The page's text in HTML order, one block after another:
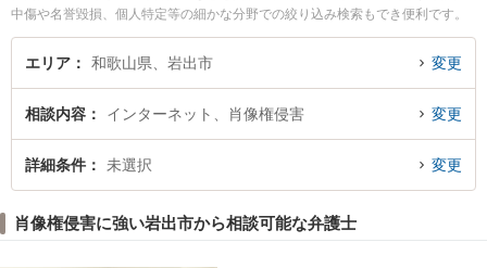
中傷や名誉毀損、個人特定等の細かな分野での絞り込み検索もでき便利です。
特に那賀総合法律事務所の松山 魁杜弁護士や岩出総合法律事務所の阪本 倖多弁
護士のプロフィール情報や弁護士費用、強みなどが注目されています。『岩出
『初回相談無料で肖像権侵害を法律相談できる岩出市内の弁護士に相談予約し
たい』などでお困りの相談者さんにおすすめです。
エリア 和歌山県、岩出市 変更
相談内容 インターネット、肖像権侵害 変更
詳細条件 未選択 変更
肖像権侵害に強い岩出市から相談可能な弁護士